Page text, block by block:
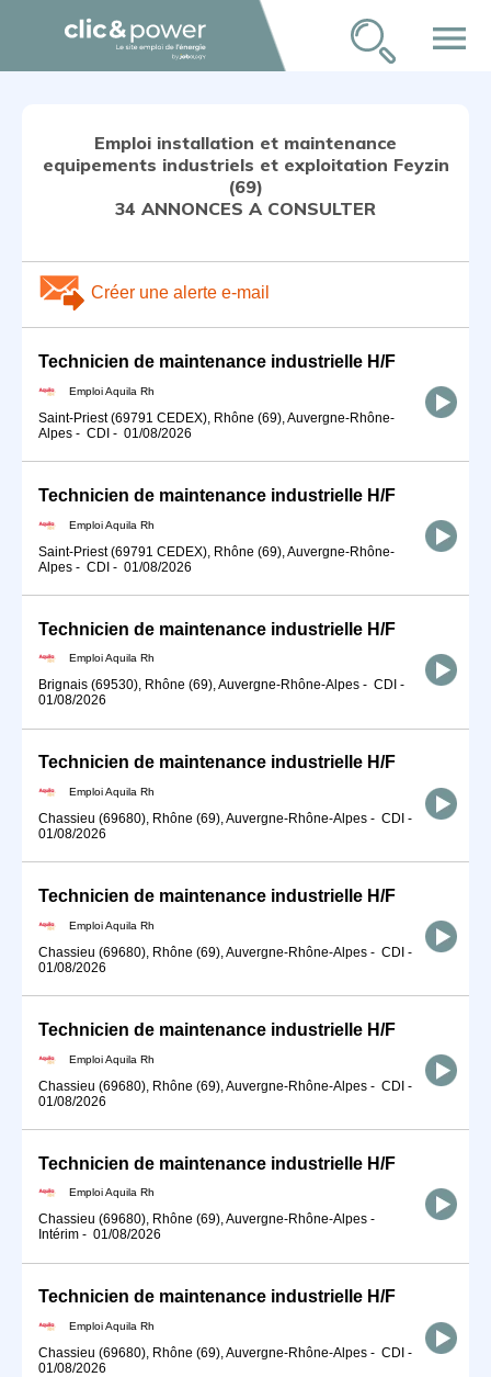
menu
Emploi installation et maintenance
equipements industriels et exploitation Feyzin
(69)
34 ANNONCES A CONSULTER
Créer une alerte e-mail
Technicien de maintenance industrielle H/F
Emploi Aquila Rh
Saint-Priest (69791 CEDEX), Rhône (69), Auvergne-Rhône-
Alpes - CDI - 01/08/2026
Technicien de maintenance industrielle H/F
Emploi Aquila Rh
Saint-Priest (69791 CEDEX), Rhône (69), Auvergne-Rhône-
Alpes - CDI - 01/08/2026
Technicien de maintenance industrielle H/F
Emploi Aquila Rh
Brignais (69530), Rhône (69), Auvergne-Rhône-Alpes - CDI -
01/08/2026
Technicien de maintenance industrielle H/F
Emploi Aquila Rh
Chassieu (69680), Rhône (69), Auvergne-Rhône-Alpes - CDI -
01/08/2026
Technicien de maintenance industrielle H/F
Emploi Aquila Rh
Chassieu (69680), Rhône (69), Auvergne-Rhône-Alpes - CDI -
01/08/2026
Technicien de maintenance industrielle H/F
Emploi Aquila Rh
Chassieu (69680), Rhône (69), Auvergne-Rhône-Alpes - CDI -
01/08/2026
Technicien de maintenance industrielle H/F
Emploi Aquila Rh
Chassieu (69680), Rhône (69), Auvergne-Rhône-Alpes -
Intérim - 01/08/2026
Technicien de maintenance industrielle H/F
Emploi Aquila Rh
Chassieu (69680), Rhône (69), Auvergne-Rhône-Alpes - CDI -
01/08/2026